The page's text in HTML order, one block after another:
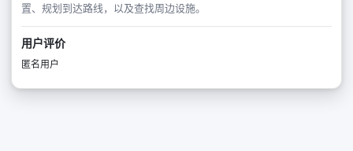
置、规划到达路线，以及查找周边设施。
用户评价
匿名用户